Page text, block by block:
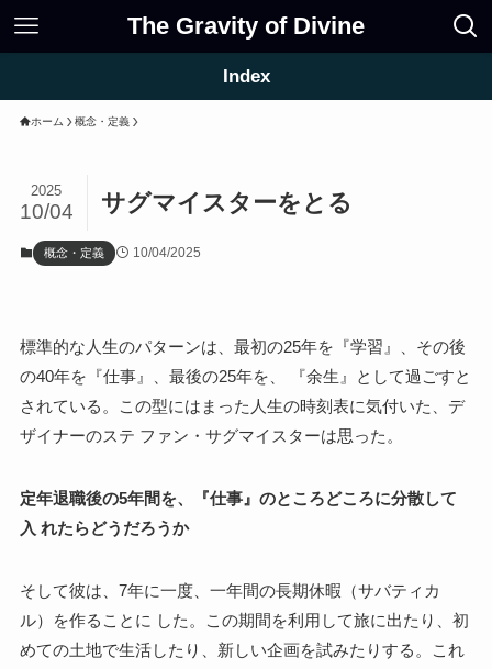
The Gravity of Divine
Index
ホーム 概念・定義
サグマイスターをとる
2025
10/04
概念・定義 10/04/2025
標準的な人生のパターンは、最初の25年を『学習』、その後
の40年を『仕事』、最後の25年を、 『余生』として過ごすと
されている。この型にはまった人生の時刻表に気付いた、デ
ザイナーのステ ファン・サグマイスターは思った。
定年退職後の5年間を、『仕事』のところどころに分散して
入 れたらどうだろうか
そして彼は、7年に一度、一年間の長期休暇（サバティカ
ル）を作ることに した。この期間を利用して旅に出たり、初
めての土地で生活したり、新しい企画を試みたりする。これ